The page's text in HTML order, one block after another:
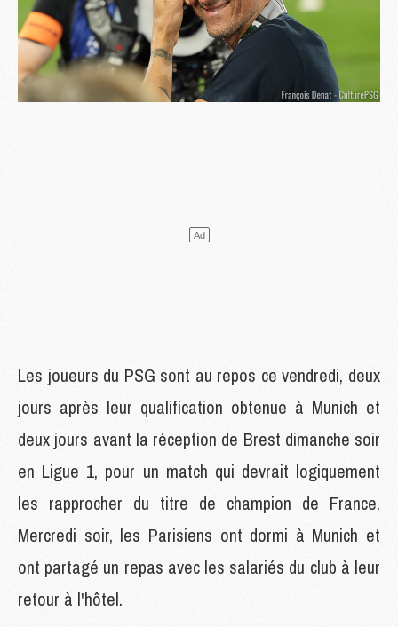
Les joueurs du PSG sont au repos ce vendredi, deux
jours après leur qualification obtenue à Munich et
deux jours avant la réception de Brest dimanche soir
en Ligue 1, pour un match qui devrait logiquement
les rapprocher du titre de champion de France.
Mercredi soir, les Parisiens ont dormi à Munich et
ont partagé un repas avec les salariés du club à leur
retour à l'hôtel.